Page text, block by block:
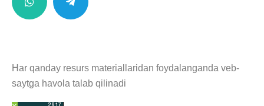
Har qanday resurs materiallaridan foydalanganda veb-
saytga havola talab qilinadi